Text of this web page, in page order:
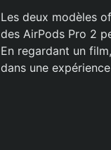
Les deux modèles
des AirPods Pro 2
En regardant un
dans une